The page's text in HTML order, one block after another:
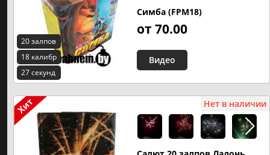
20 залпов
18 калибр
27 секунд
Симба (FPM18)
от 70.00
Видео
Нет в наличии